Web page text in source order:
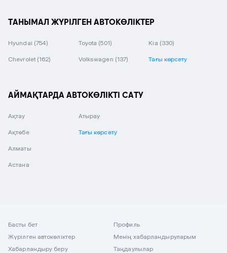
ТАНЫМАЛ ЖҮРІЛГЕН АВТОКӨЛІКТЕР
Hyundai (754) Toyota (501) Kia (330)
Chevrolet (162) Volkswagen (137) Тағы көрсету
АЙМАҚТАРДА АВТОКӨЛІКТІ САТУ
Ақтау
Ақтөбе
Алматы
Астана
Атырау
Тағы көрсету
Басты бет
Жүрілген автокөліктер
Хабарландыру беру
Профиль
Менің хабарландыруларым
Таңдаулылар